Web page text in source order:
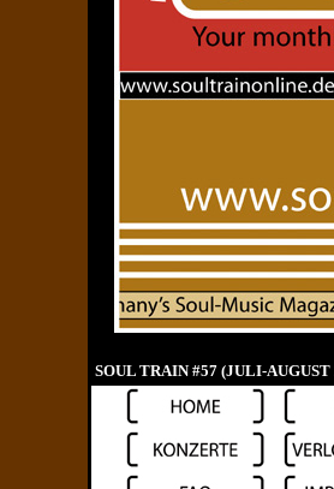
SOUL TRAIN #57 (JULI-